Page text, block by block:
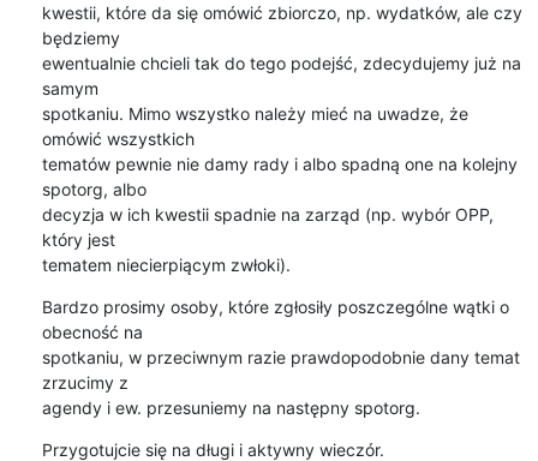
kwestii, które da się omówić zbiorczo, np. wydatków, ale czy
będziemy
ewentualnie chcieli tak do tego podejść, zdecydujemy już na
samym
spotkaniu. Mimo wszystko należy mieć na uwadze, że
omówić wszystkich
tematów pewnie nie damy rady i albo spadną one na kolejny
spotorg, albo
decyzja w ich kwestii spadnie na zarząd (np. wybór OPP,
który jest
tematem niecierpiącym zwłoki).
Bardzo prosimy osoby, które zgłosiły poszczególne wątki o
obecność na
spotkaniu, w przeciwnym razie prawdopodobnie dany temat
zrzucimy z
agendy i ew. przesuniemy na następny spotorg.
Przygotujcie się na długi i aktywny wieczór.